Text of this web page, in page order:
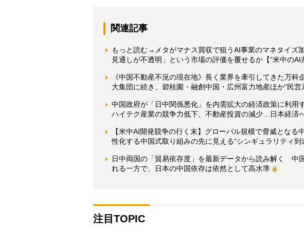
関連記事
もっと読む→メタがマナス買収で狙うAI事業のマネタイ
見通しが不透明」という市場の評価を覆せるか【“米中のAI
《中国不動産不況の現在地》長く業界を牽引してきた万
大集団に続き、碧桂園・融創中国・広州富力地産ほか“民営
中国政府が「日中関係悪化」を内需拡大の経済政策に利用
ハイテク産業の競争力低下、不動産投資の減少…日本経済
【米中AI開発競争の行く末】グローバル規模で脅威とな
性化する中国式取り組みの先に見える“シンギュラリティ到
日中両国の「貿易依存度」を最新データから読み解く 中
れる一方で、日本の中国依存は依然として高水準
注目TOPIC